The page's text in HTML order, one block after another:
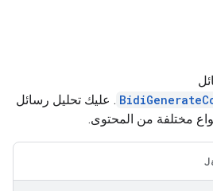
. عليك تحليل رسائل